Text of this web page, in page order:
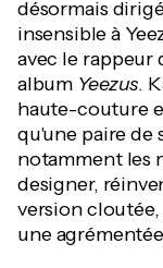
désormais
insensible à
avec le rappeur
album Yeezus.
haute-couture
qu'une paire de
notamment les
designer,
version
une